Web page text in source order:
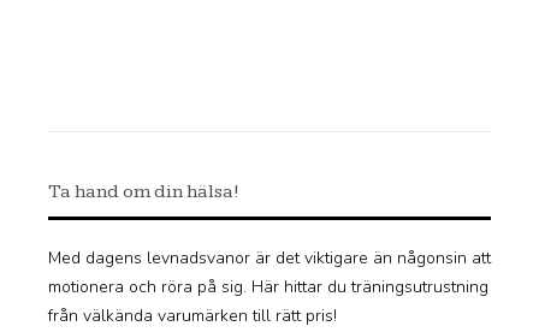
Ta hand om din hälsa!
Med dagens levnadsvanor är det viktigare än någonsin att
motionera och röra på sig. Här hittar du träningsutrustning
från välkända varumärken till rätt pris!